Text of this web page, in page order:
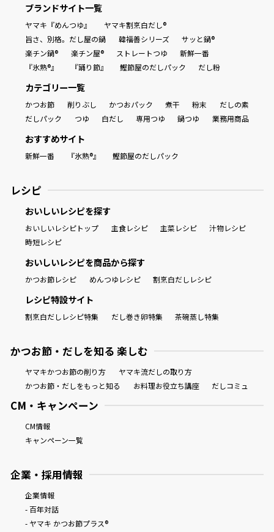
ブランドサイト一覧
ヤマキ『めんつゆ』
ヤマキ割烹白だし®
旨さ、別格。だし屋の鍋
韓福善シリーズ
サッと鍋®
楽チン鍋®
楽チン屋® ストレートつゆ
新鮮一番
『氷熟®』
『踊り節』 鰹節屋のだしパック だし粉
カテゴリー一覧
かつお節 削りぶし かつおパック 煮干 粉末
だしの素
だしパック
つゆ 白だし 専用つゆ 鍋つゆ 業務用商品
おすすめサイト
新鮮一番 『氷熟®』 鰹節屋のだしパック
レシピ
おいしいレシピを探す
おいしいレシピトップ 主食レシピ 主菜レシピ
汁物レシピ
時短レシピ
おいしいレシピを商品から探す
かつお節レシピ めんつゆレシピ 割烹白だしレシピ
レシピ特設サイト
割烹白だしレシピ特集 だし巻き卵特集 茶碗蒸し特集
かつお節・だしを知る 楽しむ
ヤマキかつお節の削り方
ヤマキ流だしの取り方
かつお節・だしをもっと知る
お料理お役立ち講座 だしコミュ
CM・キャンペーン
CM情報
キャンペーン一覧
企業・採用情報
企業情報
- 百年対話
- ヤマキ かつお節プラス®